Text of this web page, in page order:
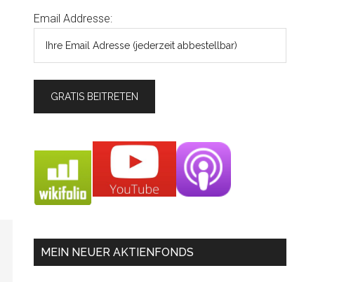
Email Addresse:
MEIN NEUER AKTIENFONDS